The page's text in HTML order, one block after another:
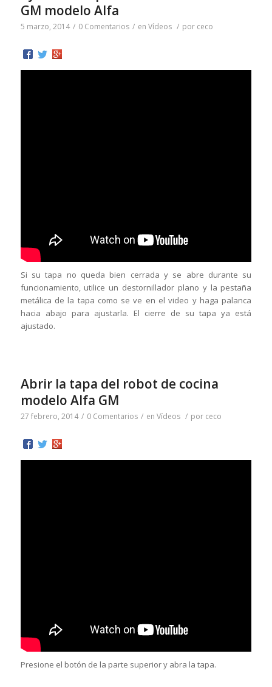
GM modelo Alfa
5 marzo, 2014 / 0 Comentarios / en Vídeos / por ceco
Si su tapa no queda bien cerrada y se abre durante su
funcionamiento, utilice un destornillador plano y la pestaña
metálica de la tapa como se ve en el video y haga palanca
hacia abajo para ajustarla. El cierre de su tapa ya está
ajustado.
Abrir la tapa del robot de cocina
modelo Alfa GM
27 febrero, 2014 / 0 Comentarios / en Vídeos / por ceco
Presione el botón de la parte superior y abra la tapa.